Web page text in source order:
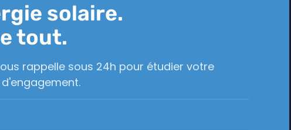
solaire.
tout.
rappelle sous 24h pour étudier votre